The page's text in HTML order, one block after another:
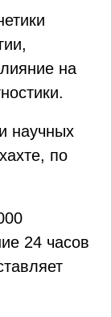
на
научных
по
24 часов